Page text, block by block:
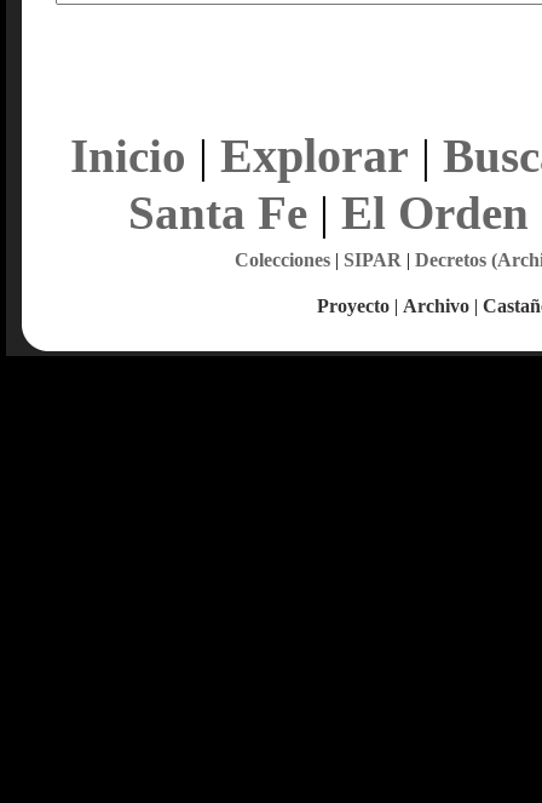
Inicio | Explorar |
Santa Fe| El Orden
Colecciones| SIPAR | Decretos
Proyecto | Archivo |